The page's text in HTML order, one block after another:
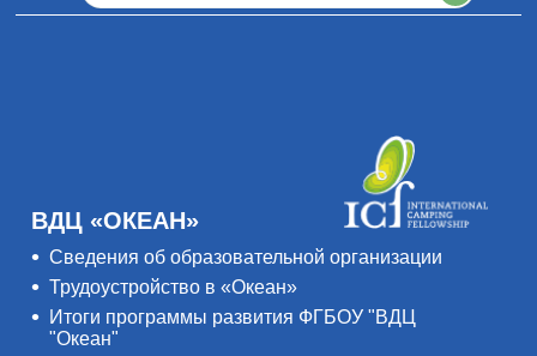
ВДЦ «ОКЕАН»
Сведения об образовательной организации
Трудоустройство в «Океан»
Итоги программы развития ФГБОУ "ВДЦ
"Океан"